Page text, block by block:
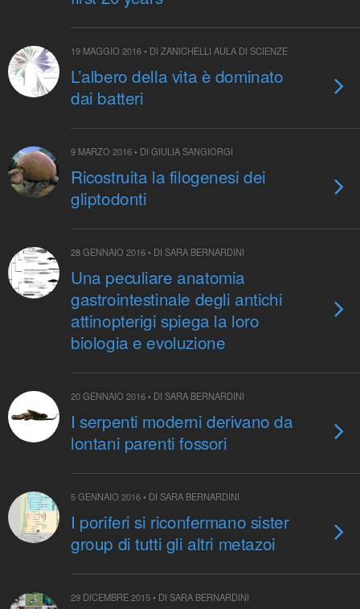
19 MAGGIO 2016 • DI ZANICHELLI AULA DI SCIENZE
L’albero della vita è dominato
dai batteri
9 MARZO 2016 • DI GIULIA SANGIORGI
Ricostruita la filogenesi dei
gliptodonti
28 GENNAIO 2016 • DI SARA BERNARDINI
Una peculiare anatomia
gastrointestinale degli antichi
attinopterigi spiega la loro
biologia e evoluzione
20 GENNAIO 2016 • DI SARA BERNARDINI
I serpenti moderni derivano da
lontani parenti fossori
5 GENNAIO 2016 • DI SARA BERNARDINI
I poriferi si riconfermano sister
group di tutti gli altri metazoi
29 DICEMBRE 2015 • DI SARA BERNARDINI